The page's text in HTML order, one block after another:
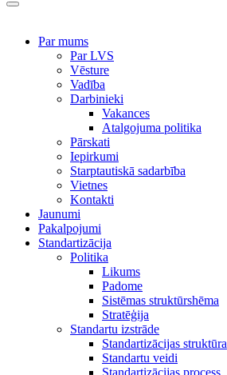
Par mums
Par LVS
Vēsture
Vadība
Darbinieki
Vakances
Atalgojuma politika
Pārskati
Iepirkumi
Starptautiskā sadarbība
Vietnes
Kontakti
Jaunumi
Pakalpojumi
Standartizācija
Politika
Likums
Padome
Sistēmas struktūrshēma
Stratēģija
Standartu izstrāde
Standartizācijas struktūra
Standartu veidi
Standartizācijas process